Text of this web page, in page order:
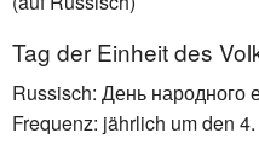
Tag der Einheit des
Russisch: День народного
Frequenz: jährlich um den